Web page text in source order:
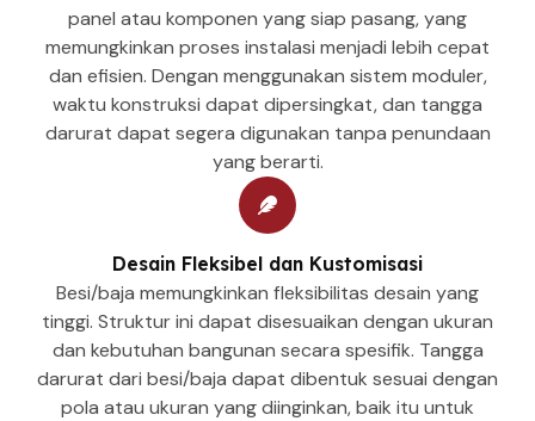
panel atau komponen yang siap pasang, yang
memungkinkan proses instalasi menjadi lebih cepat
dan efisien. Dengan menggunakan sistem moduler,
waktu konstruksi dapat dipersingkat, dan tangga
darurat dapat segera digunakan tanpa penundaan
yang berarti.
Desain Fleksibel dan Kustomisasi
Besi/baja memungkinkan fleksibilitas desain yang
tinggi. Struktur ini dapat disesuaikan dengan ukuran
dan kebutuhan bangunan secara spesifik. Tangga
darurat dari besi/baja dapat dibentuk sesuai dengan
pola atau ukuran yang diinginkan, baik itu untuk